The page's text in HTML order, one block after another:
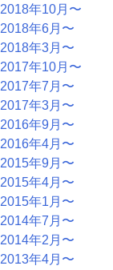
2018年10月〜
2018年6月〜
2018年3月〜
2017年10月〜
2017年7月〜
2017年3月〜
2016年9月〜
2016年4月〜
2015年9月〜
2015年4月〜
2015年1月〜
2014年7月〜
2014年2月〜
2013年4月〜